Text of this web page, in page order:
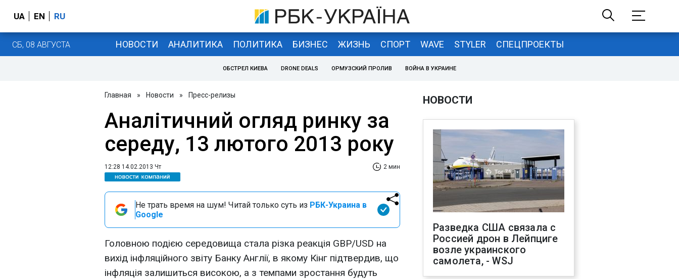
UA EN RU
СБ, 08 АВГУСТА НОВОСТИ АНАЛИТИКА ПОЛИТИКА БИЗНЕС ЖИЗНЬ СПОРТ WAVE STYLER СПЕЦПРОЕКТЫ
ОБСТРЕЛ КИЕВА DRONE DEALS ОРМУЗСКИЙ ПРОЛИВ ВОЙНА В УКРАИНЕ
Главная » Новости » Пресс-релизы
Аналітичний огляд ринку за
середу, 13 лютого 2013 року
12:28 14.02.2013 Чт 2 мин
Не трать время на шум! Читай только суть из РБК-Украина в
Google
Головною подією середовища стала різка реакція GBP/USD на
вихід інфляційного звіту Банку Англії, в якому Кінг підтвердив, що
інфляція залишиться високою, а з темпами зростання будуть
НОВОСТИ
Разведка США связала с
Россией дрон в Лейпциге
возле украинского
самолета, - WSJ